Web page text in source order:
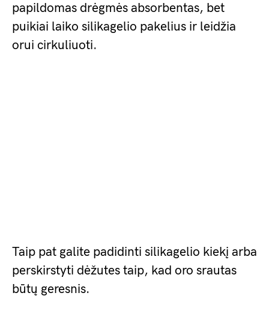
papildomas drėgmės absorbentas, bet
puikiai laiko silikagelio pakelius ir leidžia
orui cirkuliuoti.
Taip pat galite padidinti silikagelio kiekį arba
perskirstyti dėžutes taip, kad oro srautas
būtų geresnis.